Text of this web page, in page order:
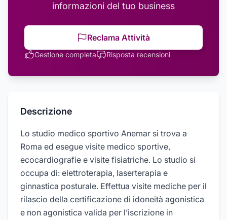
informazioni del tuo business
Reclama Attività
Gestione completa Risposta recensioni
Descrizione
Lo studio medico sportivo Anemar si trova a
Roma ed esegue visite medico sportive,
ecocardiografie e visite fisiatriche. Lo studio si
occupa di: elettroterapia, laserterapia e
ginnastica posturale. Effettua visite mediche per il
rilascio della certificazione di idoneità agonistica
e non agonistica valida per l’iscrizione in